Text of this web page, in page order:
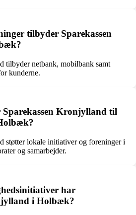
tilbyder Sparekassen
tilbyder netbank, mobilbank samt
kunderne.
Kronjylland til
støtter lokale initiativer og foreninger i
og samarbejder.
har
i Holbæk?